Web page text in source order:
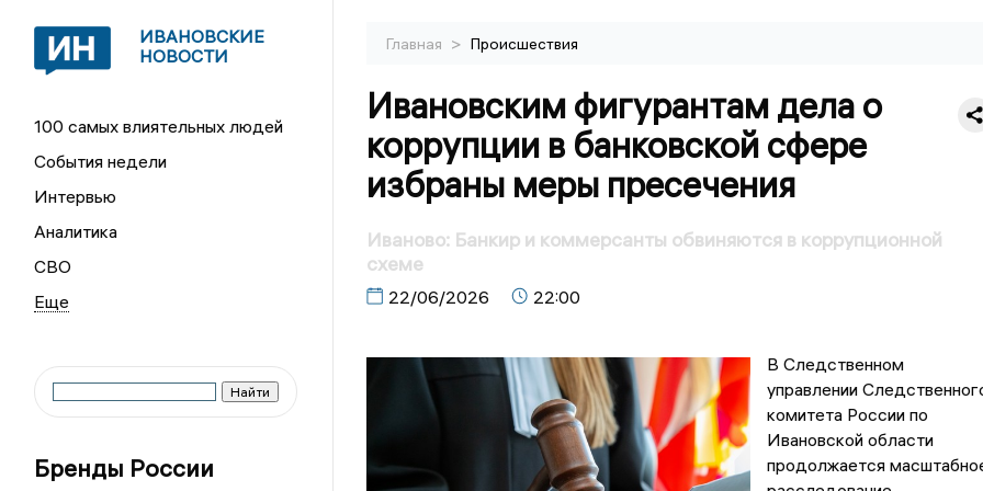
ИВАНОВСКИЕ
НОВОСТИ
100 самых влиятельных людей
События недели
Интервью
Аналитика
СВО
Бренды России
Главная > Происшествия
Ивановским фигурантам дела о
коррупции в банковской сфере
избраны меры пресечения
Иваново: Банкир и коммерсанты обвиняются в коррупционной
схеме
22/06/2026 22:00
В Следственном
управлении
комитета России по
Ивановской области
продолжается